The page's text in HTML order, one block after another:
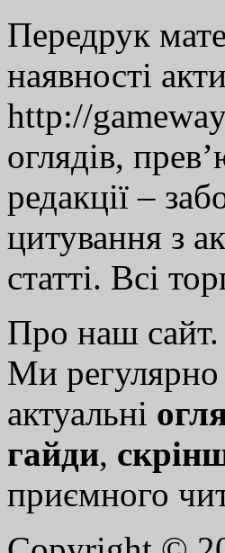
Передрук
наявності
http://
оглядів,
редакції –
цитування з
статті. Всі
Про наш
Ми регулярно
актуальні
гайди,
приємного